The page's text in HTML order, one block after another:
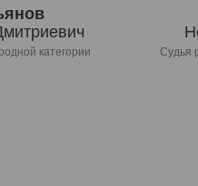
категории Судья